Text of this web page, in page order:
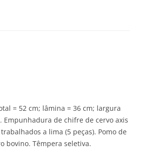
= 52 cm; lâmina = 36 cm; largura
Empunhadura de chifre de cervo axis
a lima (5 peças). Pomo de
bovino. Têmpera seletiva.